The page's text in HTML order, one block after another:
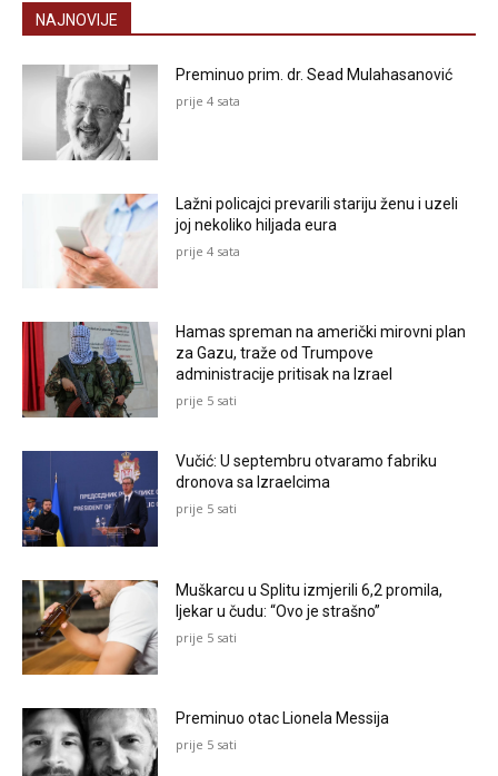
NAJNOVIJE
Preminuo prim. dr. Sead Mulahasanović
prije 4 sata
Lažni policajci prevarili stariju ženu i uzeli
joj nekoliko hiljada eura
prije 4 sata
Hamas spreman na američki mirovni plan
za Gazu, traže od Trumpove
administracije pritisak na Izrael
prije 5 sati
Vučić: U septembru otvaramo fabriku
dronova sa Izraelcima
prije 5 sati
Muškarcu u Splitu izmjerili 6,2 promila,
ljekar u čudu: “Ovo je strašno”
prije 5 sati
Preminuo otac Lionela Messija
prije 5 sati